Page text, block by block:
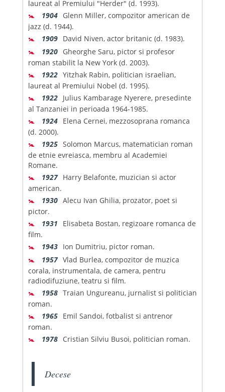
laureat al Premiului "Herder" (d. 1993).
🚼 1904 Glenn Miller, compozitor american de
jazz (d. 1944).
🚼 1909 David Niven, actor britanic (d. 1983).
🚼 1920 Gheorghe Saru, pictor si profesor
roman stabilit la New York (d. 2003).
🚼 1922 Yitzhak Rabin, politician israelian,
laureat al Premiului Nobel (d. 1995).
🚼 1922 Julius Kambarage Nyerere, presedinte
al Tanzaniei in perioada 1964-1985.
🚼 1924 Elena Cernei, mezzosoprana romanca
(d. 2000).
🚼 1925 Solomon Marcus, matematician roman
de etnie evreiasca, membru al Academiei
Romane.
🚼 1927 Harry Belafonte, muzician si actor
american.
🚼 1930 Alecu Ivan Ghilia, prozator, poet si
pictor.
🚼 1931
Elisabeta Bostan, regizoare romanca de
film.
🚼 1943 Ion Dumitriu, pictor roman.
🚼 1957 Vlad Burlea, compozitor de muzica
corala, instrumentala, de camera, pentru
radiodifuziune, teatru si film.
🚼 1958 Traian Ungureanu, jurnalist si politician
roman.
🚼 1965 Emil Sandoi, fotbalist si antrenor
roman.
🚼 1978 Cristian Silviu Busoi, politician roman.
Decese